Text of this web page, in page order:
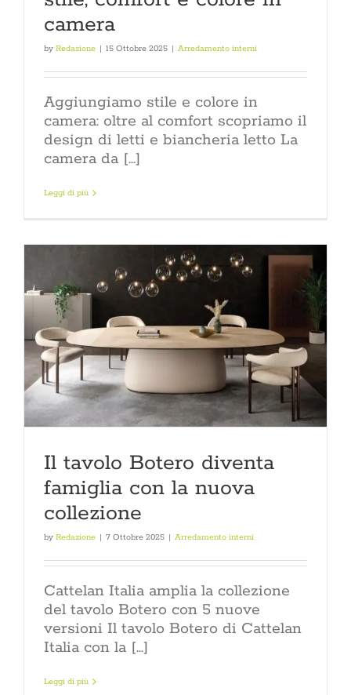
camera
by Redazione | 15 Ottobre 2025 | Arredamento interni
Aggiungiamo stile e colore in
camera: oltre al comfort scopriamo il
design di letti e biancheria letto La
camera da [...]
Leggi di più
Il tavolo Botero diventa
famiglia con la nuova
collezione
by Redazione | 7 Ottobre 2025 | Arredamento interni
Cattelan Italia amplia la collezione
del tavolo Botero con 5 nuove
versioni Il tavolo Botero di Cattelan
Italia con la [...]
Leggi di più